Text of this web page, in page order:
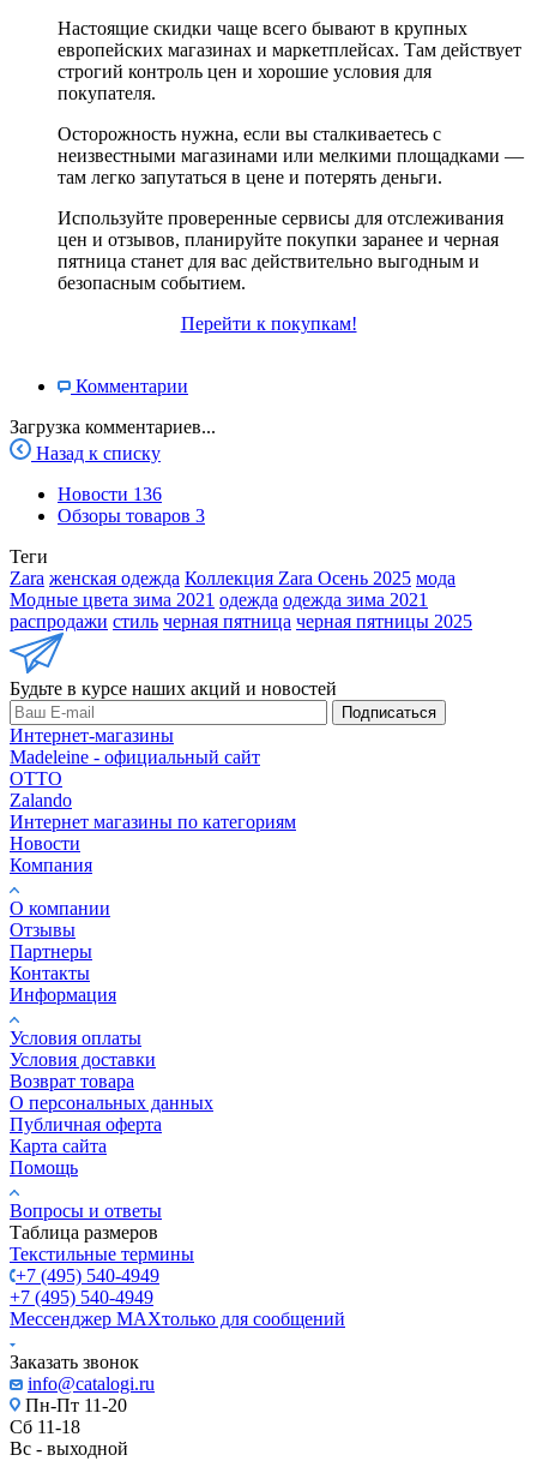
Настоящие скидки чаще всего бывают в крупных
европейских магазинах и маркетплейсах. Там действует
строгий контроль цен и хорошие условия для
покупателя.
Осторожность нужна, если вы сталкиваетесь с
неизвестными магазинами или мелкими площадками —
там легко запутаться в цене и потерять деньги.
Используйте проверенные сервисы для отслеживания
цен и отзывов, планируйте покупки заранее и черная
пятница станет для вас действительно выгодным и
безопасным событием.
Перейти к покупкам!
Комментарии
Загрузка комментариев...
Назад к списку
Новости 136
Обзоры товаров 3
Теги
Zara женская одежда Коллекция Zara Осень 2025 мода
Модные цвета зима 2021 одежда одежда зима 2021
распродажи стиль черная пятница черная пятницы 2025
Будьте в курсе наших акций и новостей
Подписаться
Интернет-магазины
Madeleine - официальный сайт
OTTO
Zalando
Интернет магазины по категориям
Новости
Компания
О компании
Отзывы
Партнеры
Контакты
Информация
Условия оплаты
Условия доставки
Возврат товара
О персональных данных
Публичная оферта
Карта сайта
Помощь
Вопросы и ответы
Таблица размеров
Текстильные термины
+7 (495) 540-4949
+7 (495) 540-4949
Мессенджер МАХтолько для сообщений
Заказать звонок
info@catalogi.ru
Пн-Пт 11-20
Сб 11-18
Вс - выходной